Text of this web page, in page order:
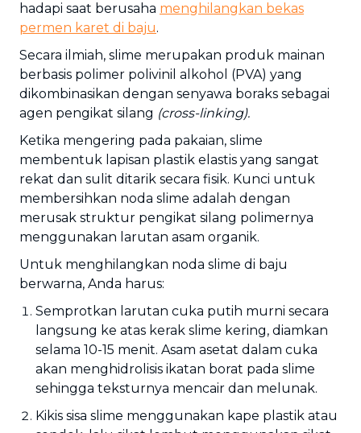
hadapi saat berusaha menghilangkan bekas
permen karet di baju.
Secara ilmiah, slime merupakan produk mainan
berbasis polimer polivinil alkohol (PVA) yang
dikombinasikan dengan senyawa boraks sebagai
agen pengikat silang (cross-linking).
Ketika mengering pada pakaian, slime
membentuk lapisan plastik elastis yang sangat
rekat dan sulit ditarik secara fisik. Kunci untuk
membersihkan noda slime adalah dengan
merusak struktur pengikat silang polimernya
menggunakan larutan asam organik.
Untuk menghilangkan noda slime di baju
berwarna, Anda harus:
Semprotkan larutan cuka putih murni secara
langsung ke atas kerak slime kering, diamkan
selama 10-15 menit. Asam asetat dalam cuka
akan menghidrolisis ikatan borat pada slime
sehingga teksturnya mencair dan melunak.
Kikis sisa slime menggunakan kape plastik atau